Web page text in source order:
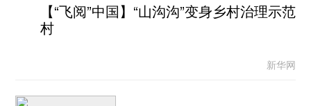
【“飞阅”中国】“山沟沟”变身乡村治理示范
村
新华网